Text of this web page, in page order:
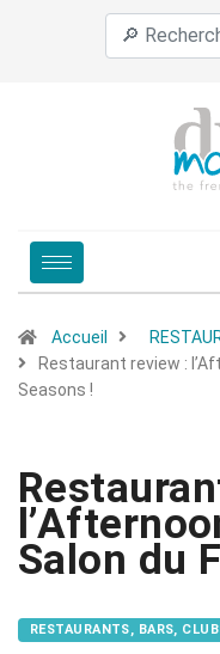
Accueil
Restaurant review :
Seasons !
Salon du
RESTAURANTS, BARS,